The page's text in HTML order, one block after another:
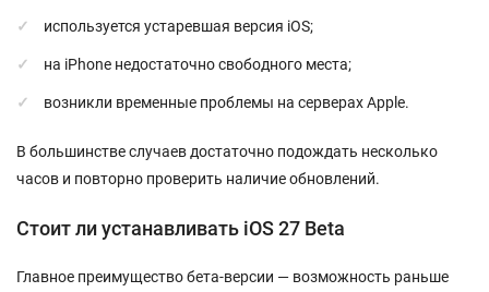
используется устаревшая версия iOS;
на iPhone недостаточно свободного места;
возникли временные проблемы на серверах Apple.
В большинстве случаев достаточно подождать несколько
часов и повторно проверить наличие обновлений.
Стоит ли устанавливать iOS 27 Beta
Главное преимущество бета-версии — возможность раньше